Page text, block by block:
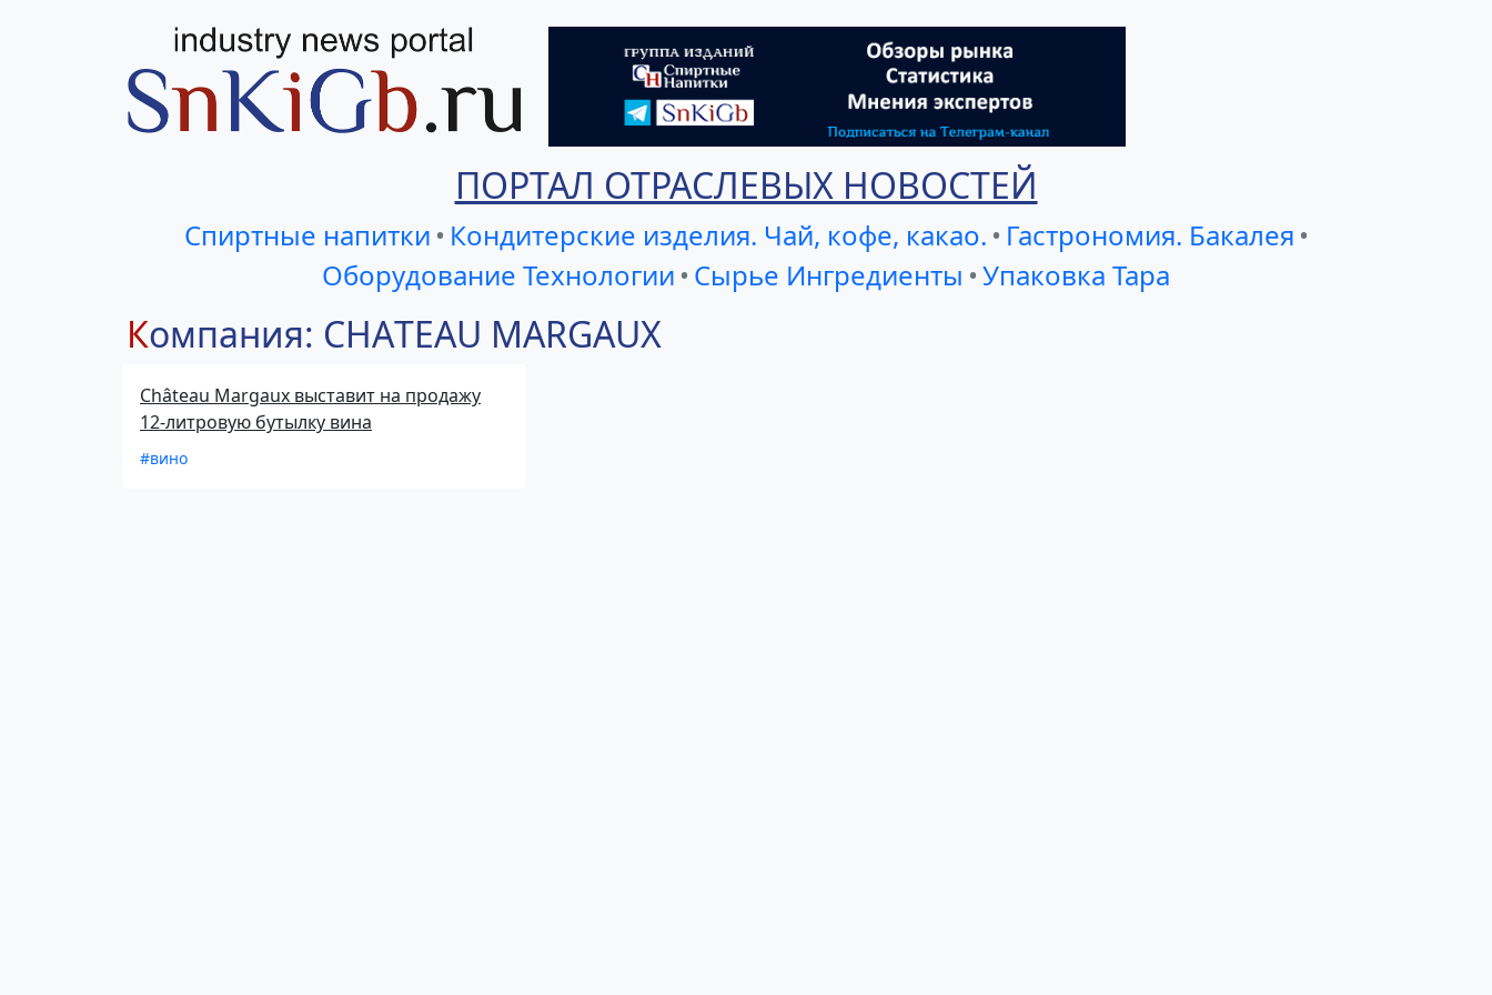
ПОРТАЛ ОТРАСЛЕВЫХ НОВОСТЕЙ
Спиртные напитки • Кондитерские изделия. Чай, кофе, какао. • Гастрономия. Бакалея •
Оборудование Технологии • Сырье Ингредиенты •Упаковка Тара
Компания: CHАTEAU MARGAUX
Château Margaux выставит на продажу
12-литровую бутылку вина
#вино